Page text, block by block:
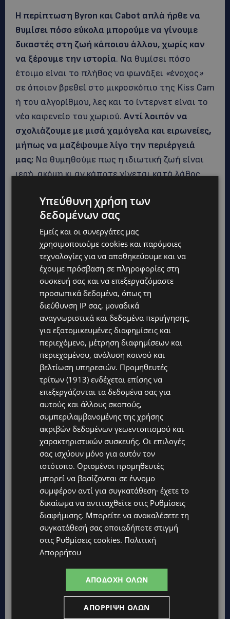
Η περίπτωση Byron και Cabot απλά ήρθε να
θυμίσει πόσο εύκολα μπορούμε να γίνουμε
δικαστές στη ζωή κάποιου άλλου, χωρίς καν
να ξέρουμε την ιστορία. Να θυμίσει πόσο
έτοιμο είναι το πλήθος να φωνάξει «ένοχος»
σε όποιον βρεθεί στο μικροσκόπιο της Kiss Cam
ή του αλγορίθμου, λες και το ίντερνετ είναι το
νέο καφενείο του χωριού. Αντί λοιπόν να
σχολιάζουμε με μισά χαμόγελα και ειρωνείες,
μήπως να μαζέψουμε λίγο την περιέργειά
μας; Να θυμηθούμε πως η ιδιωτική ζωή είναι
ιερή, ακόμη κι αν κάποτε γίνεται κατά λάθος
βρεθούμε εμείς στην ίδια θέση, το τελευταίο
που θα θέλαμε είναι ένα hashtag με το όνομά
μας και χιλιάδες ξένους να αποφασίζουν τι
ήθος»έχουμε.
Η ζωή είναι ήδη αρκετά δύσκολη για τον
καθένα.Ας αφήσουμε τον καθένα να ζήσει
όπως μπορεί και θέλει, χωρίς να γινόμαστε
θεατές και κριτές σε ιστορίες που δεν
γνωρίζουμε.Κι όπως λέει και ο σοφός λαός,
«Αν δεν έχεις κάτι καλό να πεις για τον άλλον,
καλύτερα να πιεις τον καφέ σου και να
σιωπήσεις».
ΔΙΑΒΑΣΤΕ ΕΠΙΣΗΣ
ΕΙΡΗΝΗ ΜΟΥΡΤΖΟΥΚΟΥ: Αρνούμαι να δεχτώ ότι
μια διαλυμένη οικογένεια μπορεί να
δικαιολογήσει τέσσερις δολοφονίες
Υπεύθυνη χρήση των
δεδομένων σας
Εμείς και οι συνεργάτες μας
χρησιμοποιούμε cookies και παρόμοιες
τεχνολογίες για να αποθηκεύουμε και να
έχουμε πρόσβαση σε πληροφορίες στη
συσκευή σας και να επεξεργαζόμαστε
προσωπικά δεδομένα, όπως τη
διεύθυνση IP σας, μοναδικά
αναγνωριστικά και δεδομένα περιήγησης,
για εξατομικευμένες διαφημίσεις και
περιεχόμενο, μέτρηση διαφημίσεων και
περιεχομένου, ανάλυση κοινού και
βελτίωση υπηρεσιών. Προμηθευτές
τρίτων (1913) ενδέχεται επίσης να
επεξεργάζονται τα δεδομένα σας για
αυτούς και άλλους σκοπούς,
συμπεριλαμβανομένης της χρήσης
ακριβών δεδομένων γεωεντοπισμού και
χαρακτηριστικών συσκευής. Οι επιλογές
σας ισχύουν μόνο για αυτόν τον
ιστότοπο. Ορισμένοι προμηθευτές
μπορεί να βασίζονται σε έννομο
συμφέρον αντί για συγκατάθεση· έχετε το
δικαίωμα να αντιταχθείτε στις Ρυθμίσεις
διαφήμισης. Μπορείτε να ανακαλέσετε τη
συγκατάθεσή σας οποιαδήποτε στιγμή
στις Ρυθμίσεις cookies. Πολιτική
Απορρήτου
ΑΠΟΔΟΧΉ ΌΛΩΝ
ΑΠΌΡΡΙΨΗ ΌΛΩΝ